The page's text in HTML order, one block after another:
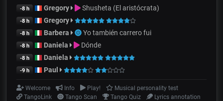
-8 h Gregory Shusheta (El aristócrata)
-8 h Gregory
-8 h Barbera Yo también carrero fui
-8 h Daniela Dónde
-8 h Daniela
-9 h Paul
Welcome Info Play!
Musical personality test
TangoLink
Tango Scan Tango Quiz Lyrics annotation